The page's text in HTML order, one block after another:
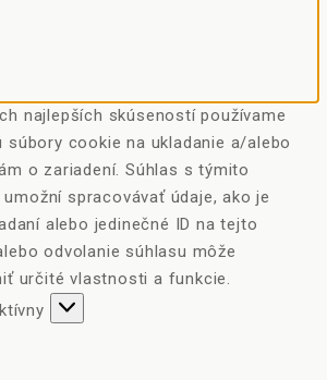
najlepších skúseností používame
súbory cookie na ukladanie a/alebo
o zariadení. Súhlas s týmito
spracovávať údaje, ako je
alebo jedinečné ID na tejto
odvolanie súhlasu môže
určité vlastnosti a funkcie.